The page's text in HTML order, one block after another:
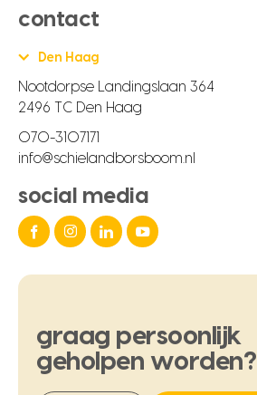
contact
Den Haag
Nootdorpse Landingslaan 364
2496 TC Den Haag
070-3107171
info@schielandborsboom.nl
social media
graag persoonlijk
geholpen worden?